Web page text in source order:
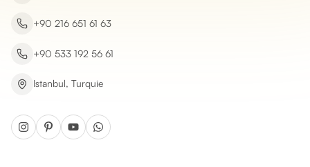
+90 216 651 61 63
+90 533 192 56 61
Istanbul, Turquie